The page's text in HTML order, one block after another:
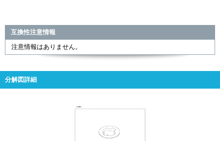
互換性注意情報
注意情報はありません。
分解図詳細